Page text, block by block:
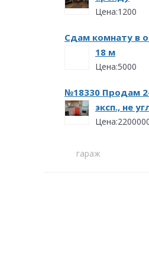
Цена:1200
Сдам комнату в
18 м
Цена:5000
№18330 Продам
эксп., не
гараж